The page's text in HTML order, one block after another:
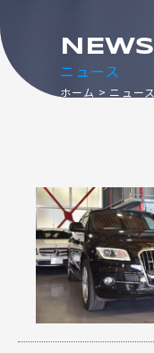
ニュース
NEWS
ホーム ニュース